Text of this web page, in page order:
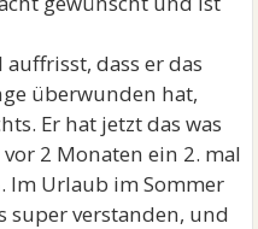
dass er das
überwunden hat,
Er hat jetzt das was
2 Monaten ein 2. mal
Im Urlaub im Sommer
super verstanden, und